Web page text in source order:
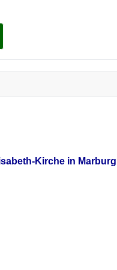
Kirche in Marburg